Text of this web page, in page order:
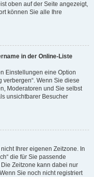
oben auf der Seite angezeigt,
können Sie alle Ihre
in der Online-Liste
Einstellungen eine Option
verbergen“. Wenn Sie diese
Moderatoren und Sie selbst
unsichtbarer Besucher
Ihrer eigenen Zeitzone. In
die für Sie passende
Zeitzone kann dabei nur
Sie noch nicht registriert